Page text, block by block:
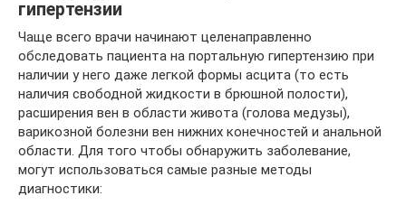
гипертензии
Чаще всего врачи начинают целенаправленно
обследовать пациента на портальную гипертензию при
наличии у него даже легкой формы асцита (то есть
наличия свободной жидкости в брюшной полости),
расширения вен в области живота (голова медузы),
варикозной болезни вен нижних конечностей и анальной
области. Для того чтобы обнаружить заболевание,
могут использоваться самые разные методы
диагностики: